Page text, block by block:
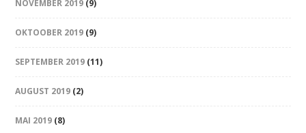
NOVEMBER 2019 (9)
OKTOOBER 2019 (9)
SEPTEMBER 2019 (11)
AUGUST 2019 (2)
MAI 2019 (8)